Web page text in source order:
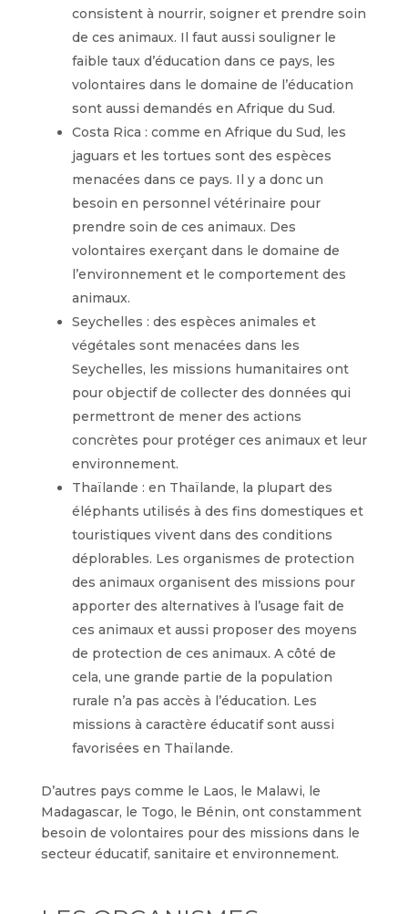
consistent à nourrir, soigner et prendre soin
de ces animaux. Il faut aussi souligner le
faible taux d’éducation dans ce pays, les
volontaires dans le domaine de l’éducation
sont aussi demandés en Afrique du Sud.
Costa Rica : comme en Afrique du Sud, les
jaguars et les tortues sont des espèces
menacées dans ce pays. Il y a donc un
besoin en personnel vétérinaire pour
prendre soin de ces animaux. Des
volontaires exerçant dans le domaine de
l’environnement et le comportement des
animaux.
Seychelles : des espèces animales et
végétales sont menacées dans les
Seychelles, les missions humanitaires ont
pour objectif de collecter des données qui
permettront de mener des actions
concrètes pour protéger ces animaux et leur
environnement.
Thaïlande : en Thaïlande, la plupart des
éléphants utilisés à des fins domestiques et
touristiques vivent dans des conditions
déplorables. Les organismes de protection
des animaux organisent des missions pour
apporter des alternatives à l’usage fait de
ces animaux et aussi proposer des moyens
de protection de ces animaux. A côté de
cela, une grande partie de la population
rurale n’a pas accès à l’éducation. Les
missions à caractère éducatif sont aussi
favorisées en Thaïlande.
D’autres pays comme le Laos, le Malawi, le
Madagascar, le Togo, le Bénin, ont constamment
besoin de volontaires pour des missions dans le
secteur éducatif, sanitaire et environnement.